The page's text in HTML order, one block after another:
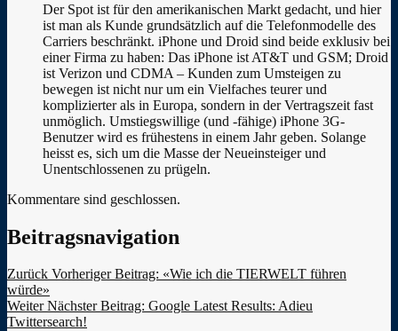
Der Spot ist für den amerikanischen Markt gedacht, und hier
ist man als Kunde grundsätzlich auf die Telefonmodelle des
Carriers beschränkt. iPhone und Droid sind beide exklusiv bei
einer Firma zu haben: Das iPhone ist AT&T und GSM; Droid
ist Verizon und CDMA – Kunden zum Umsteigen zu
bewegen ist nicht nur um ein Vielfaches teurer und
komplizierter als in Europa, sondern in der Vertragszeit fast
unmöglich. Umstiegswillige (und -fähige) iPhone 3G-
Benutzer wird es frühestens in einem Jahr geben. Solange
heisst es, sich um die Masse der Neueinsteiger und
Unentschlossenen zu prügeln.
Kommentare sind geschlossen.
Beitragsnavigation
Zurück Vorheriger Beitrag: «Wie ich die TIERWELT führen
würde»
Weiter Nächster Beitrag: Google Latest Results: Adieu
Twittersearch!